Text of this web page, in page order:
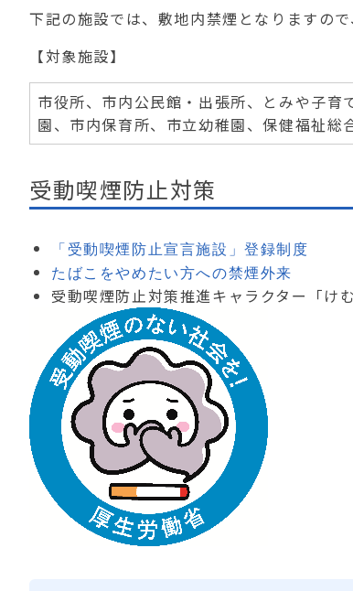
下記の施設では、敷地内禁煙となりますの
【対象施設】
市役所、市内公民館・出張所、とみや子
園、市内保育所、市立幼稚園、保健福祉総
受動喫煙防止対策
「受動喫煙防止宣言施設」登録制度
たばこをやめたい方への禁煙外来
受動喫煙防止対策推進キャラクター「けむ